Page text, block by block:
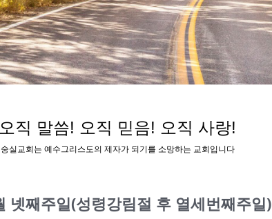
오직 말씀! 오직 믿음! 오직 사랑!
숭실교회는 예수그리스도의 제자가 되기를 소망하는 교회입니다
넷째주일(성령강림절 후 열세번째주일)